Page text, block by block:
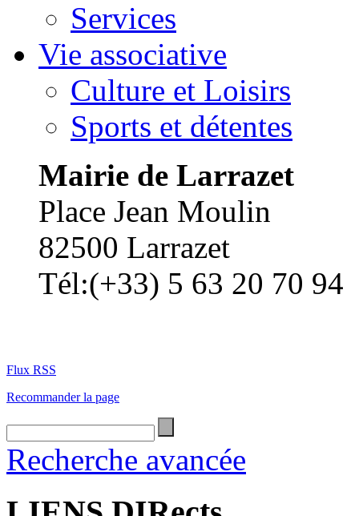
Services
Vie associative
Culture et Loisirs
Sports et détentes
Mairie de Larrazet
Place Jean Moulin
82500 Larrazet
Tél:(+33) 5 63 20 70 94
Flux RSS
Recommander la page
Recherche avancée